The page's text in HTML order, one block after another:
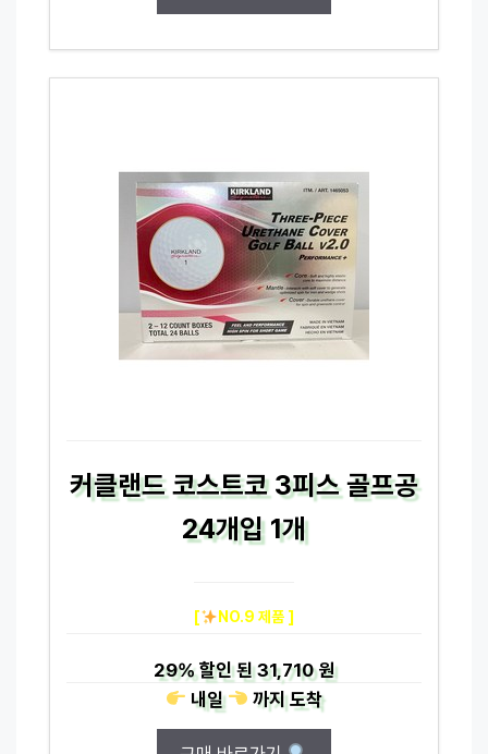
커클랜드 코스트코 3피스 골프공
24개입 1개
[ NO.9 제품 ]
29%할인 된31,710 원
내일
까지도착